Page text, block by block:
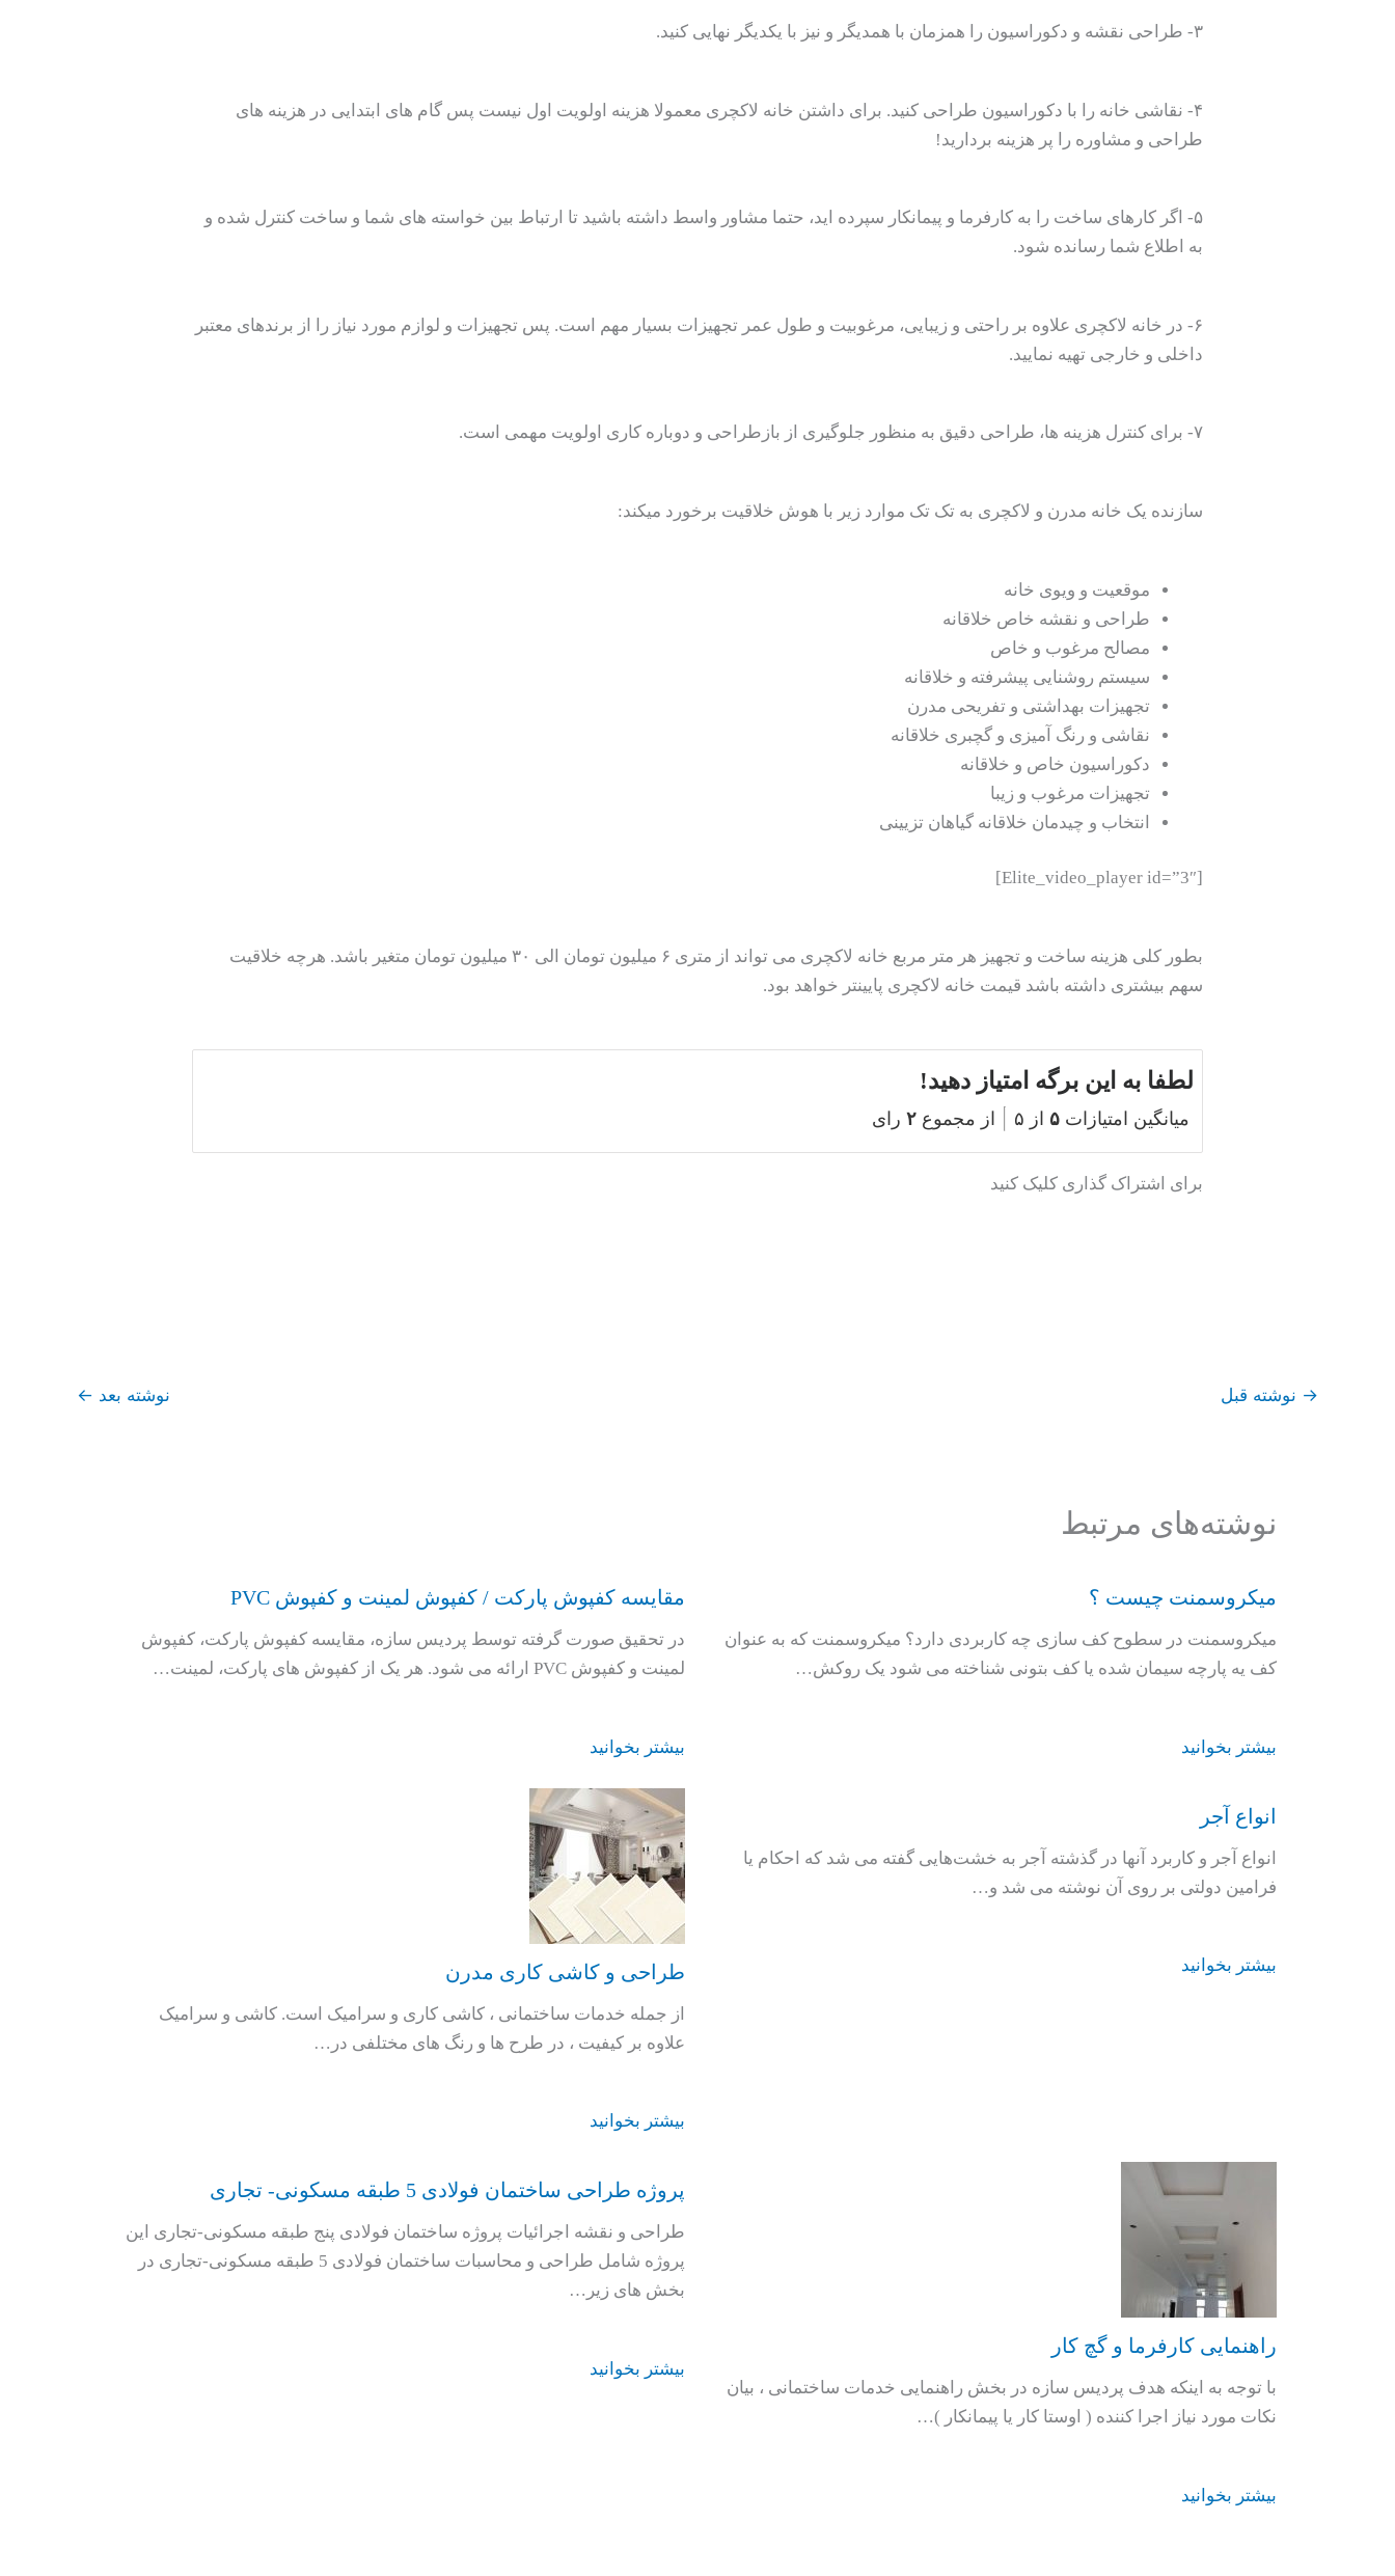
۳- طراحی نقشه و دکوراسیون را همزمان با همدیگر و نیز با یکدیگر نهایی کنید.
۴- نقاشی خانه را با دکوراسیون طراحی کنید. برای داشتن خانه لاکچری معمولا هزینه اولویت اول نیست پس گام های ابتدایی در هزینه های
طراحی و مشاوره را پر هزینه بردارید!
۵- اگر کارهای ساخت را به کارفرما و پیمانکار سپرده اید، حتما مشاور واسط داشته باشید تا ارتباط بین خواسته های شما و ساخت کنترل شده و
به اطلاع شما رسانده شود.
۶- در خانه لاکچری علاوه بر راحتی و زیبایی، مرغوبیت و طول عمر تجهیزات بسیار مهم است. پس تجهیزات و لوازم مورد نیاز را از برندهای معتبر
داخلی و خارجی تهیه نمایید.
۷- برای کنترل هزینه ها، طراحی دقیق به منظور جلوگیری از بازطراحی و دوباره کاری اولویت مهمی است.
سازنده یک خانه مدرن و لاکچری به تک تک موارد زیر با هوش خلاقیت برخورد میکند:
موقعیت و ویوی خانه
طراحی و نقشه خاص خلاقانه
مصالح مرغوب و خاص
سیستم روشنایی پیشرفته و خلاقانه
تجهیزات بهداشتی و تفریحی مدرن
نقاشی و رنگ آمیزی و گچبری خلاقانه
دکوراسیون خاص و خلاقانه
تجهیزات مرغوب و زیبا
انتخاب و چیدمان خلاقانه گیاهان تزیینی
[Elite_video_player id=”3″]
بطور کلی هزینه ساخت و تجهیز هر متر مربع خانه لاکچری می تواند از متری ۶ میلیون تومان الی ۳۰ میلیون تومان متغیر باشد. هرچه خلاقیت
سهم بیشتری داشته باشد قیمت خانه لاکچری پایینتر خواهد بود.
لطفا به این برگه امتیاز دهید!
میانگین امتیازات۵ از ۵ از مجموع۲ رای
برای اشتراک گذاری کلیک کنید
→ نوشته قبل نوشته بعد ←
نوشته‌های مرتبط
میکروسمنت چیست ؟
میکروسمنت در سطوح کف سازی چه کاربردی دارد؟ میکروسمنت که به عنوان
کف یه پارچه سیمان شده یا کف بتونی شناخته می شود یک روکش…
بیشتر بخوانید
مقایسه کفپوش پارکت / کفپوش لمینت و کفپوش PVC
در تحقیق صورت گرفته توسط پردیس سازه، مقایسه کفپوش پارکت، کفپوش
لمینت و کفپوش PVC ارائه می شود. هر یک از کفپوش های پارکت، لمینت…
بیشتر بخوانید
انواع آجر
انواع آجر و کاربرد آنها در گذشته آجر به خشت‌هایی گفته می شد که احکام یا
فرامین دولتی بر روی آن نوشته می شد و…
بیشتر بخوانید طراحی و کاشی کاری مدرن
از جمله خدمات ساختمانی ، کاشی کاری و سرامیک است. کاشی و سرامیک
علاوه بر کیفیت ، در طرح ها و رنگ های مختلفی در…
بیشتر بخوانید
راهنمایی کارفرما و گچ کار
با توجه به اینکه هدف پردیس سازه در بخش راهنمایی خدمات ساختمانی ، بیان
نکات مورد نیاز اجرا کننده ( اوستا کار یا پیمانکار )…
بیشتر بخوانید
پروژه طراحی ساختمان فولادی 5 طبقه مسکونی- تجاری
طراحی و نقشه اجرائیات پروژه ساختمان فولادی پنج طبقه مسکونی-تجاری این
پروژه شامل طراحی و محاسبات ساختمان فولادی 5 طبقه مسکونی-تجاری در
بخش های زیر…
بیشتر بخوانید